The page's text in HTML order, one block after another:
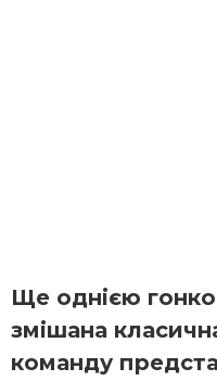
Ще однією
змішана
команду